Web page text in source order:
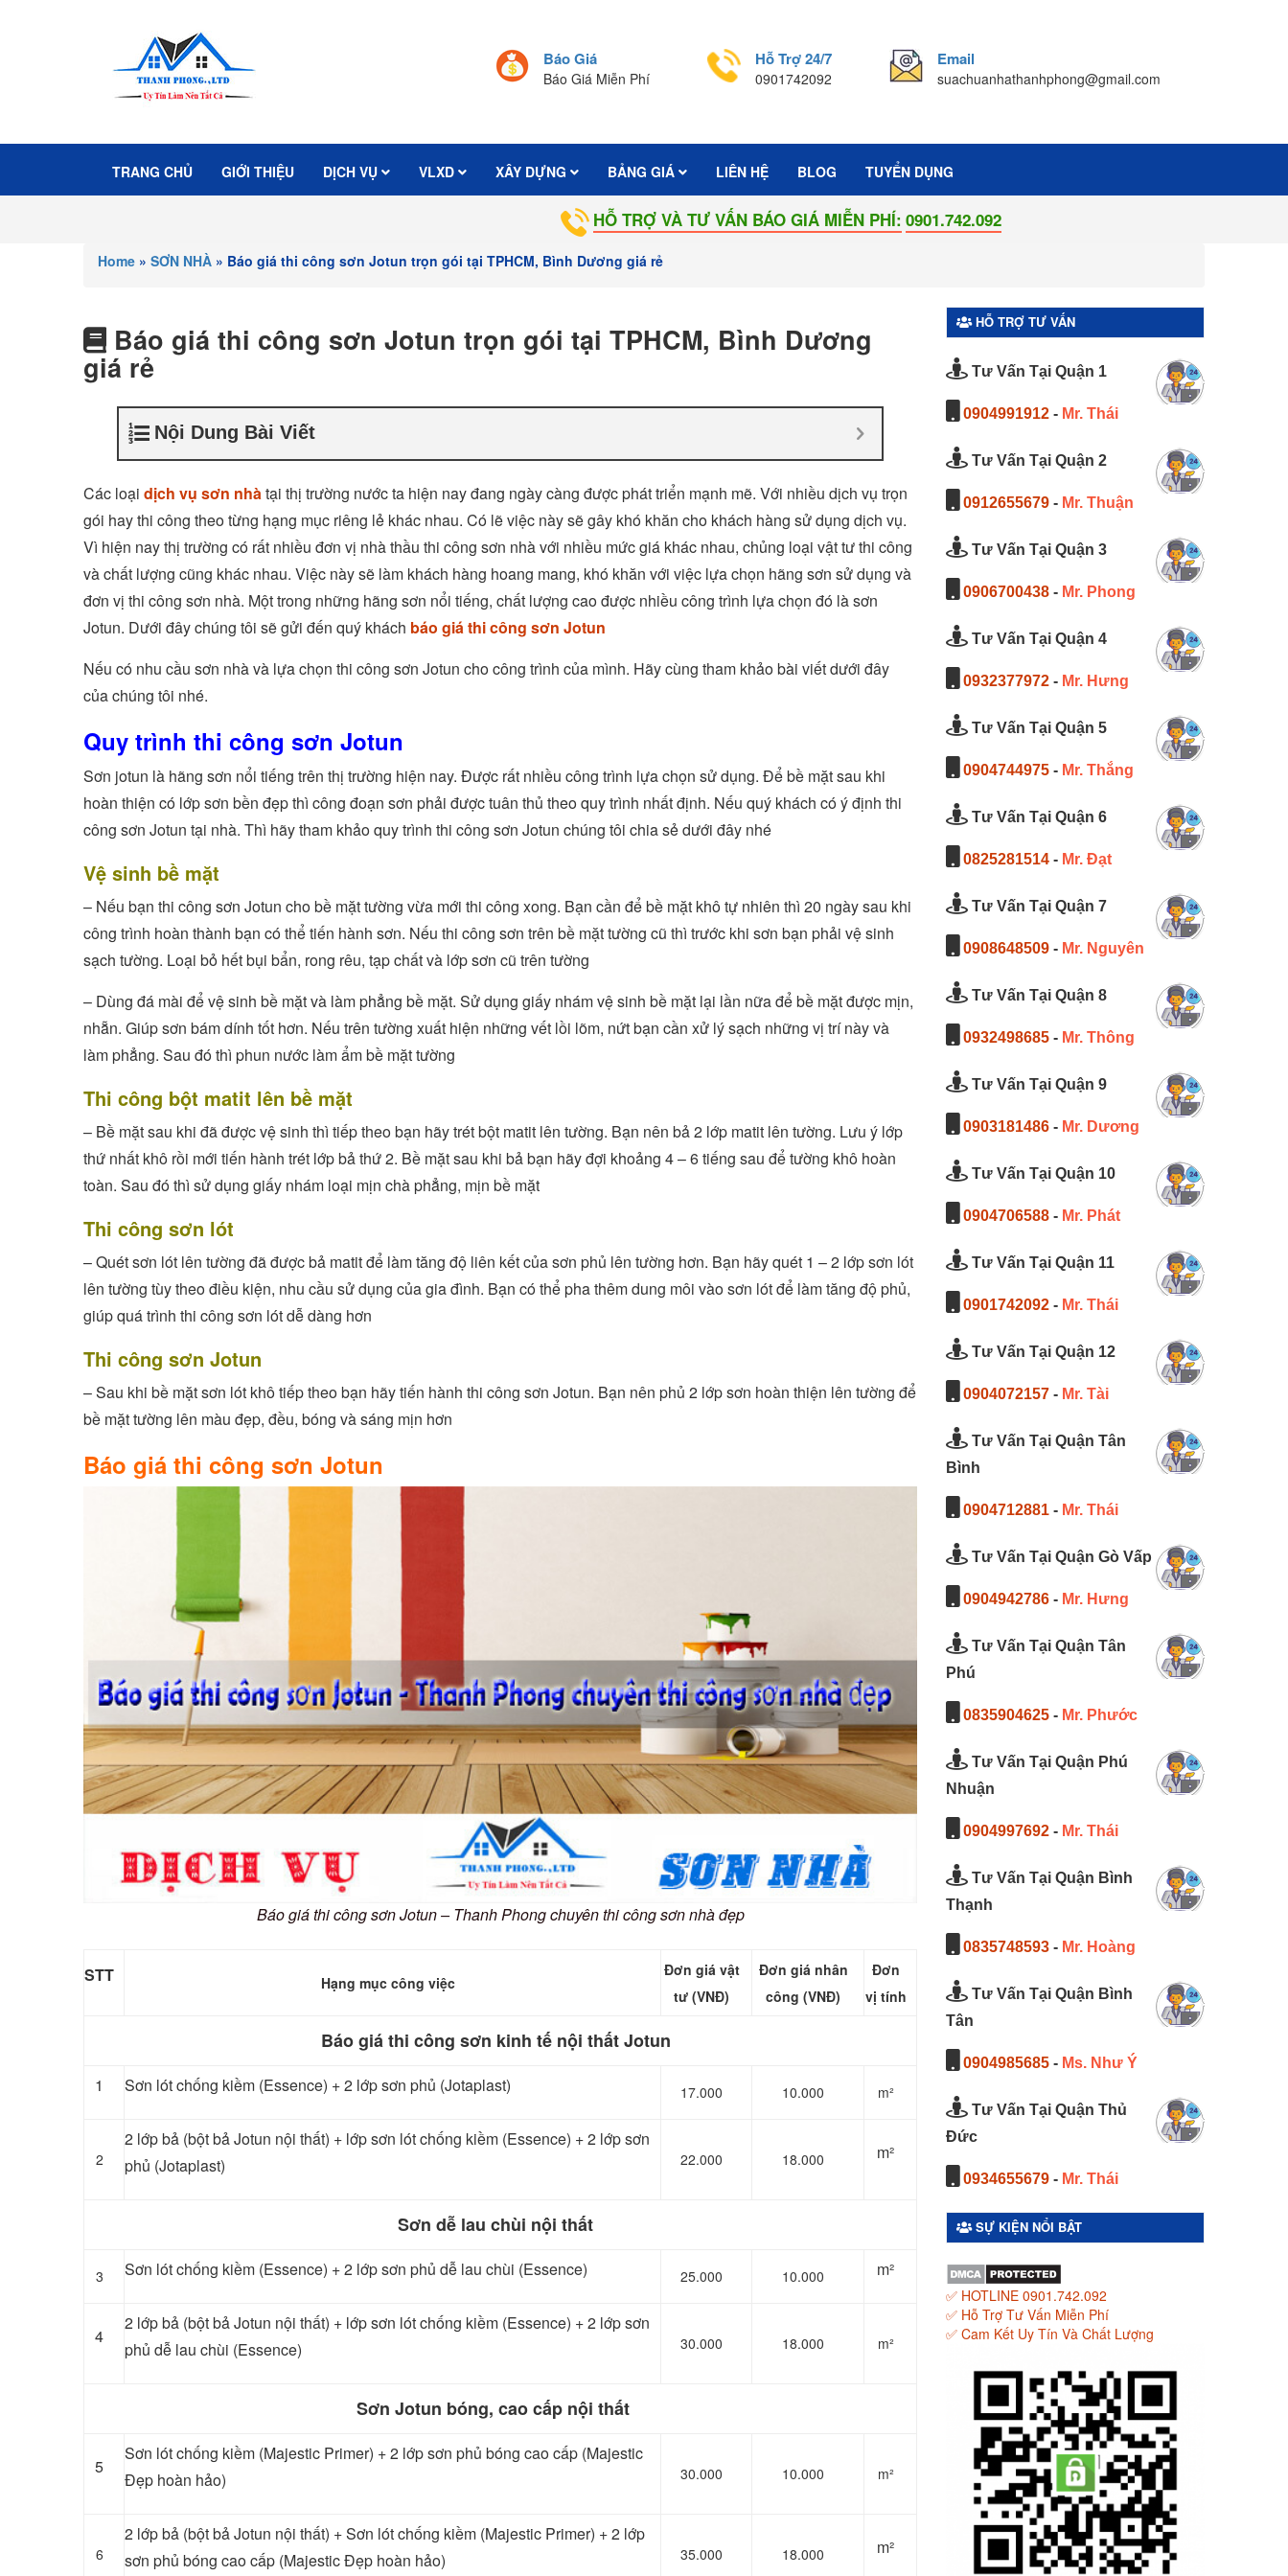
Báo Giá
Báo Giá Miễn Phí
Hỗ Trợ 24/7
0901742092
Email
suachuanhathanhphong@gmail.com
TRANG CHỦ GIỚI THIỆU DỊCH VỤ VLXD XÂY DỰNG BẢNG GIÁ LIÊN HỆ BLOG TUYỂN DỤNG
HỖ TRỢ VÀ TƯ VẤN BÁO GIÁ MIỄN PHÍ: 0901.742.092
Home » SƠN NHÀ » Báo giá thi công sơn Jotun trọn gói tại TPHCM, Bình Dương giá rẻ
Báo giá thi công sơn Jotun trọn gói tại TPHCM, Bình Dương
giá rẻ
Nội Dung Bài Viết
Các loại dịch vụ sơn nhàtại thị trường nước ta hiện nay đang ngày càng được phát triển mạnh mẽ. Với nhiều dịch vụ trọn
gói hay thi công theo từng hạng mục riêng lẻ khác nhau. Có lẽ việc này sẽ gây khó khăn cho khách hàng sử dụng dịch vụ.
Vì hiện nay thị trường có rất nhiều đơn vị nhà thầu thi công sơn nhà với nhiều mức giá khác nhau, chủng loại vật tư thi công
và chất lượng cũng khác nhau. Việc này sẽ làm khách hàng hoang mang, khó khăn với việc lựa chọn hãng sơn sử dụng và
đơn vị thi công sơn nhà. Một trong những hãng sơn nổi tiếng, chất lượng cao được nhiều công trình lựa chọn đó là sơn
Jotun. Dưới đây chúng tôi sẽ gửi đến quý khách báo giá thi công sơn Jotun
Nếu có nhu cầu sơn nhà và lựa chọn thi công sơn Jotun cho công trình của mình. Hãy cùng tham khảo bài viết dưới đây
của chúng tôi nhé.
Quy trình thi công sơn Jotun
Sơn jotun là hãng sơn nổi tiếng trên thị trường hiện nay. Được rất nhiều công trình lựa chọn sử dụng. Để bề mặt sau khi
hoàn thiện có lớp sơn bền đẹp thì công đoạn sơn phải được tuân thủ theo quy trình nhất định. Nếu quý khách có ý định thi
công sơn Jotun tại nhà. Thì hãy tham khảo quy trình thi công sơn Jotun chúng tôi chia sẻ dưới đây nhé
Vệ sinh bề mặt
– Nếu bạn thi công sơn Jotun cho bề mặt tường vừa mới thi công xong. Bạn cần để bề mặt khô tự nhiên thì 20 ngày sau khi
công trình hoàn thành bạn có thể tiến hành sơn. Nếu thi công sơn trên bề mặt tường cũ thì trước khi sơn bạn phải vệ sinh
sạch tường. Loại bỏ hết bụi bẩn, rong rêu, tạp chất và lớp sơn cũ trên tường
– Dùng đá mài để vệ sinh bề mặt và làm phẳng bề mặt. Sử dụng giấy nhám vệ sinh bề mặt lại lần nữa để bề mặt được mịn,
nhẵn. Giúp sơn bám dính tốt hơn. Nếu trên tường xuất hiện những vết lồi lõm, nứt bạn cần xử lý sạch những vị trí này và
làm phẳng. Sau đó thì phun nước làm ẩm bề mặt tường
Thi công bột matit lên bề mặt
– Bề mặt sau khi đã được vệ sinh thì tiếp theo bạn hãy trét bột matit lên tường. Bạn nên bả 2 lớp matit lên tường. Lưu ý lớp
thứ nhất khô rồi mới tiến hành trét lớp bả thứ 2. Bề mặt sau khi bả bạn hãy đợi khoảng 4 – 6 tiếng sau để tường khô hoàn
toàn. Sau đó thì sử dụng giấy nhám loại mịn chà phẳng, mịn bề mặt
Thi công sơn lót
– Quét sơn lót lên tường đã được bả matit để làm tăng độ liên kết của sơn phủ lên tường hơn. Bạn hãy quét 1 – 2 lớp sơn lót
lên tường tùy theo điều kiện, nhu cầu sử dụng của gia đình. Bạn có thể pha thêm dung môi vào sơn lót để làm tăng độ phủ,
giúp quá trình thi công sơn lót dễ dàng hơn
Thi công sơn Jotun
– Sau khi bề mặt sơn lót khô tiếp theo bạn hãy tiến hành thi công sơn Jotun. Bạn nên phủ 2 lớp sơn hoàn thiện lên tường để
bề mặt tường lên màu đẹp, đều, bóng và sáng mịn hơn
Báo giá thi công sơn Jotun
Báo giá thi công sơn Jotun – Thanh Phong chuyên thi công sơn nhà đẹp
STT Hạng mục công việc
Đơn giá vật
tư (VNĐ)
Đơn giá nhân
công (VNĐ)
Đơn
vị tính
Báo giá thi công sơn kinh tế nội thất Jotun
1 Sơn lót chống kiềm (Essence) + 2 lớp sơn phủ (Jotaplast) 17.000 10.000 m²
2
2 lớp bả (bột bả Jotun nội thất) + lớp sơn lót chống kiềm (Essence) + 2 lớp sơn
phủ (Jotaplast)
22.000 18.000 m²
Sơn dễ lau chùi nội thất
3 Sơn lót chống kiềm (Essence) + 2 lớp sơn phủ dễ lau chùi (Essence) 25.000 10.000 m²
4
2 lớp bả (bột bả Jotun nội thất) + lớp sơn lót chống kiềm (Essence) + 2 lớp sơn
phủ dễ lau chùi (Essence)
30.000 18.000 m²
Sơn Jotun bóng, cao cấp nội thất
5
Sơn lót chống kiềm (Majestic Primer) + 2 lớp sơn phủ bóng cao cấp (Majestic
Đẹp hoàn hảo)
30.000 10.000 m²
6
2 lớp bả (bột bả Jotun nội thất) + Sơn lót chống kiềm (Majestic Primer) + 2 lớp
sơn phủ bóng cao cấp (Majestic Đẹp hoàn hảo)
35.000 18.000 m²
HỖ TRỢ TƯ VẤN
Tư Vấn Tại Quận 1
0904991912 - Mr. Thái
Tư Vấn Tại Quận 2
0912655679 - Mr. Thuận
Tư Vấn Tại Quận 3
0906700438 - Mr. Phong
Tư Vấn Tại Quận 4
0932377972 - Mr. Hưng
Tư Vấn Tại Quận 5
0904744975 - Mr. Thắng
Tư Vấn Tại Quận 6
0825281514 - Mr. Đạt
Tư Vấn Tại Quận 7
0908648509 - Mr. Nguyên
Tư Vấn Tại Quận 8
0932498685 - Mr. Thông
Tư Vấn Tại Quận 9
0903181486 - Mr. Dương
Tư Vấn Tại Quận 10
0904706588 - Mr. Phát
Tư Vấn Tại Quận 11
0901742092 - Mr. Thái
Tư Vấn Tại Quận 12
0904072157 - Mr. Tài
Tư Vấn Tại Quận Tân
Bình
0904712881 - Mr. Thái
Tư Vấn Tại Quận Gò Vấp
0904942786 - Mr. Hưng
Tư Vấn Tại Quận Tân
Phú
0835904625 - Mr. Phước
Tư Vấn Tại Quận Phú
Nhuận
0904997692 - Mr. Thái
Tư Vấn Tại Quận Bình
Thạnh
0835748593 - Mr. Hoàng
Tư Vấn Tại Quận Bình
Tân
0904985685 - Ms. Như Ý
Tư Vấn Tại Quận Thủ
Đức
0934655679 - Mr. Thái
SỰ KIỆN NỔI BẬT
✅ HOTLINE 0901.742.092
✅ Hỗ Trợ Tư Vấn Miễn Phí
✅ Cam Kết Uy Tín Và Chất Lượng